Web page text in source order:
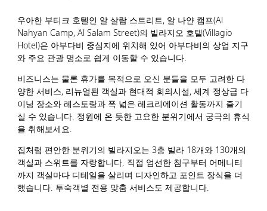
우아한 부티크 호텔인 알 살람 스트리트, 알 나얀 캠프(Al
Nahyan Camp, Al Salam Street)의 빌라지오 호텔(Villagio
Hotel)은 아부다비 중심지에 위치해 있어 아부다비의 상업 지구
와 주요 관광 명소로 쉽게 이동할 수 있습니다.
비즈니스는 물론 휴가를 목적으로 오신 분들을 모두 고려한 다
양한 서비스, 리뉴얼된 객실과 현대적 회의시설, 세계 정상급 다
이닝 장소와 레스토랑과 폭 넓은 레크리에이션 활동까지 즐기
실 수 있습니다. 정원에 온 듯한 고요한 분위기에서 궁극의 휴식
을 취해보세요.
집처럼 편안한 분위기의 빌라지오는 3층 빌라 18개와 130개의
객실과 스위트를 자랑합니다. 직접 엄선한 침구부터 어메니티
까지 객실마다 디테일을 살리며 디자인하고 포인트 장식을 더
했습니다. 투숙객별 전용 맞춤 서비스도 제공합니다.